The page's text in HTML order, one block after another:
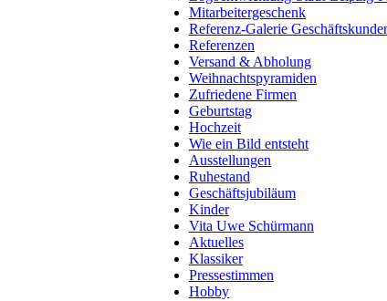
Mitarbeitergeschenk
Referenz-Galerie
Referenzen
Versand & Abholung
Weihnachtspyramiden
Zufriedene Firmen
Geburtstag
Hochzeit
Wie ein Bild entsteht
Ausstellungen
Ruhestand
Geschäftsjubiläum
Kinder
Vita Uwe Schürmann
Aktuelles
Klassiker
Pressestimmen
Hobby